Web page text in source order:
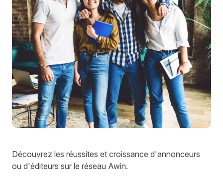
Découvrez les réussites et croissance d'annonceurs
ou d'éditeurs sur le réseau Awin.